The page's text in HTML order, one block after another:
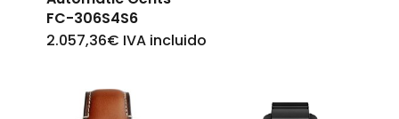
FC-306S4S6
2.057,36€ IVA incluido